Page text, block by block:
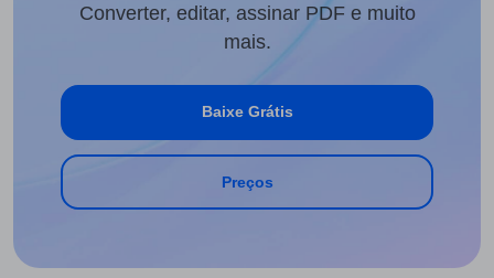
Converter, editar, assinar PDF e muito
mais.
Baixe Grátis
Preços